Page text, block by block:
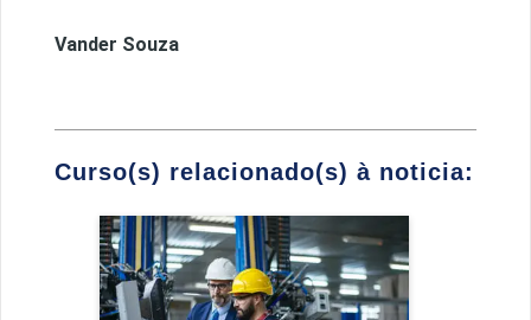
Vander Souza
Curso(s) relacionado(s) à noticia:
Engenharia de Controle e
Automação